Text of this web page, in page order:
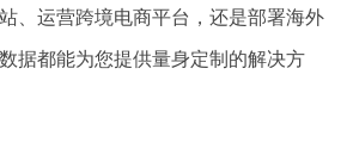
、运营跨境电商平台，还是部署海外
据都能为您提供量身定制的解决方